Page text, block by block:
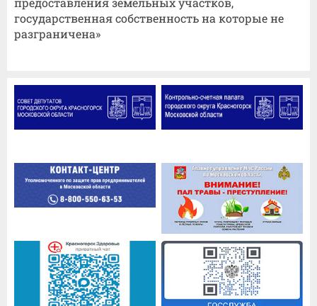
государственная собственность на которые не
разграничена»